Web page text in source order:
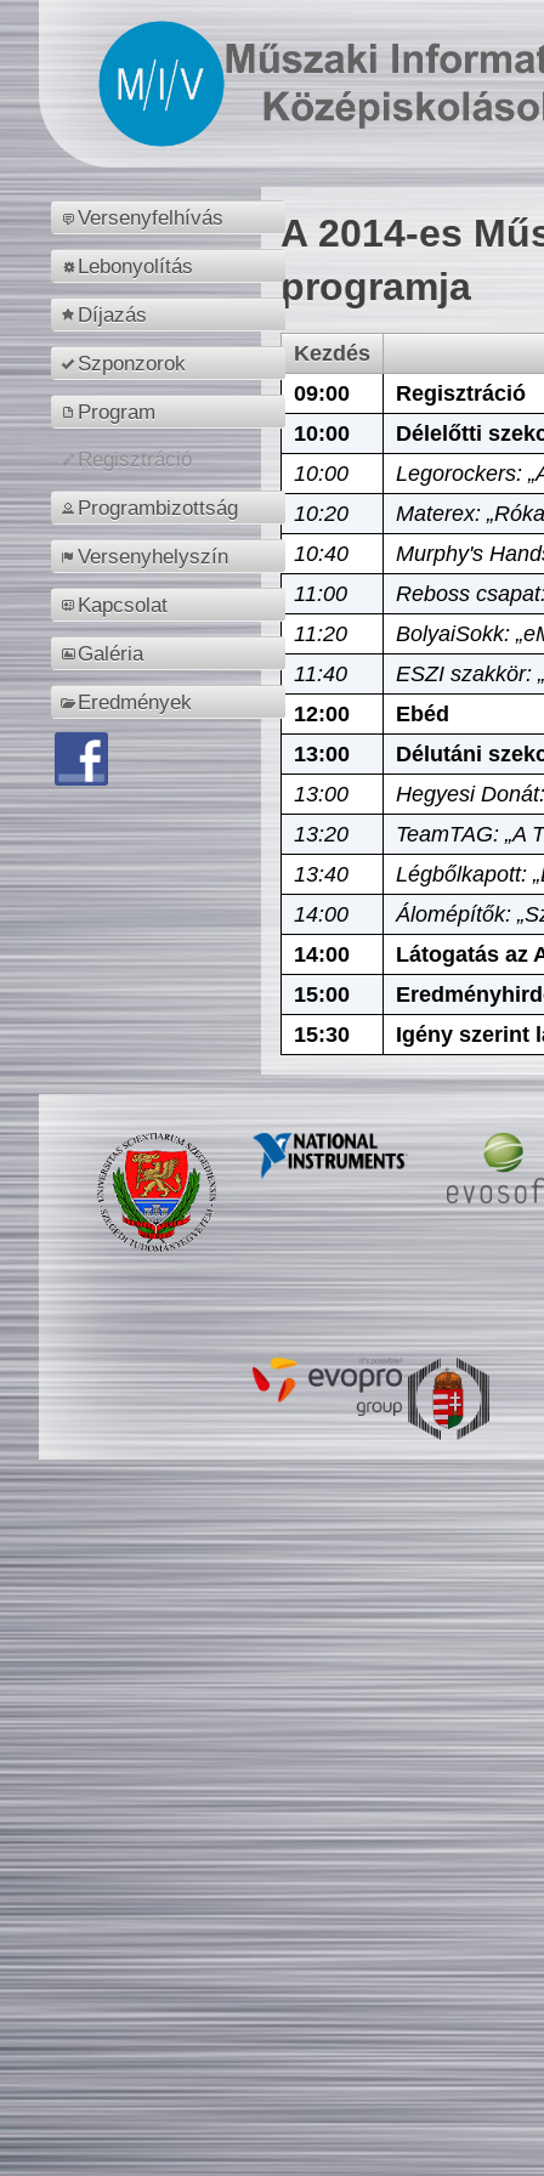
Versenyfelhívás
Lebonyolítás
Díjazás
Szponzorok
Program
Regisztráció
Programbizottság
Versenyhelyszín
Kapcsolat
Galéria
Eredmények
A 2014-es
programja
Kezdés
09:00
Regisztráció
10:00
Délelőtti
10:00
Legorockers:
10:20
Materex:
10:40
Murphy's
11:00
Reboss
11:20
BolyaiSokk:
11:40
ESZI szakkör:
12:00
Ebéd
13:00
Délutáni
13:00
Hegyesi
13:20
TeamTAG: „A
13:40
Légbőlkapott:
14:00
Álomépítők:
14:00
Látogatás az
15:00
15:30
Igény szerint